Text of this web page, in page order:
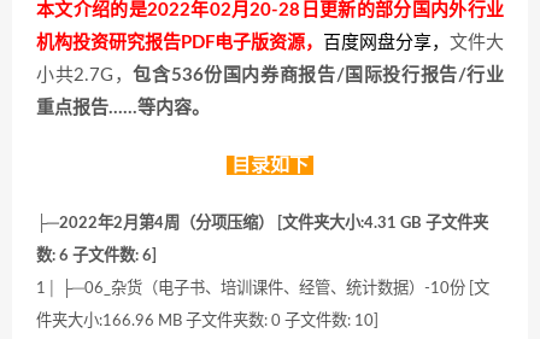
本文介绍的是2022年02月20-28日更新的部分国内外行业
机构投资研究报告PDF电子版资源，
百度网盘分享， 文件大
小共2.7G，包含536份国内券商报告/国际投行报告/行业
重点报告……等内容。
目录如下
├─2022年2月第4周（分项压缩） [文件夹大小:4.31 GB 子文件夹
数: 6 子文件数: 6]
1│ ├─06_杂货（电子书、培训课件、经管、统计数据）-10份 [文
件夹大小:166.96 MB 子文件夹数: 0 子文件数: 10]